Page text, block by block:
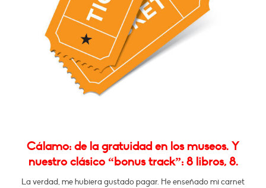
Cálamo: de la gratuidad en los museos. Y
nuestro clásico “bonus track”: 8 libros, 8.
La verdad, me hubiera gustado pagar. He enseñado mi carnet